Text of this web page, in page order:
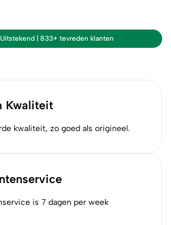
Uitstekend | 833+ tevreden klanten
Kwaliteit
kwaliteit, zo goed als origineel.
is 7 dagen per week